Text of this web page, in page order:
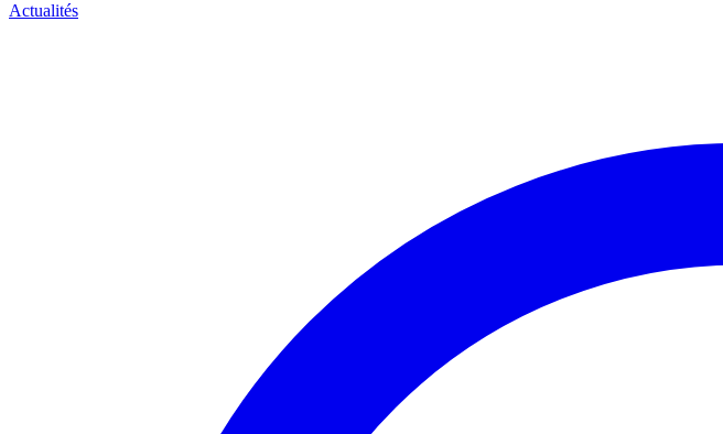
Actualités